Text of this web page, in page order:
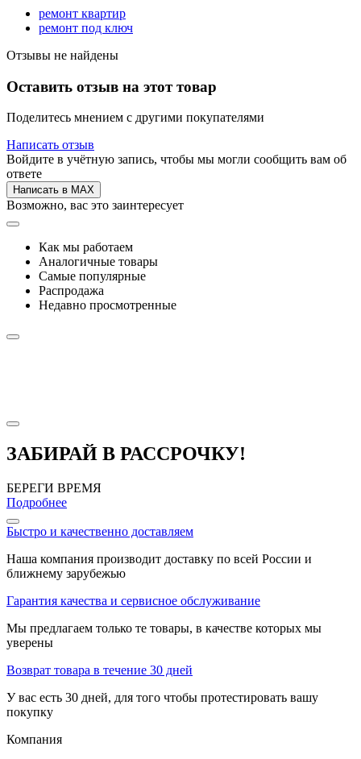
ремонт квартир
ремонт под ключ
Отзывы не найдены
Оставить отзыв на этот товар
Поделитесь мнением с другими покупателями
Написать отзыв
Войдите в учётную запись, чтобы мы могли сообщить вам об
ответе
Написать в MAX
Возможно, вас это заинтересует
Как мы работаем
Аналогичные товары
Самые популярные
Распродажа
Недавно просмотренные
ЗАБИРАЙ В РАССРОЧКУ!
БЕРЕГИ ВРЕМЯ
Подробнее
Быстро и качественно доставляем
Наша компания производит доставку по всей России и
ближнему зарубежью
Гарантия качества и сервисное обслуживание
Мы предлагаем только те товары, в качестве которых мы
уверены
Возврат товара в течение 30 дней
У вас есть 30 дней, для того чтобы протестировать вашу
покупку
Компания